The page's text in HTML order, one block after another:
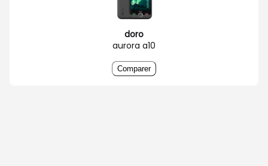
doro
aurora a10
Comparer